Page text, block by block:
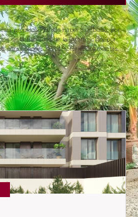
propiedad puede haber cambiado, por
de la fiabilidad de la información, por
para conocer las características exactas.